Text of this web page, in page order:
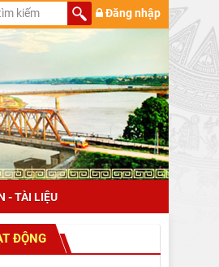
Đăng nhập
- TÀI LIỆU
ĐỘNG